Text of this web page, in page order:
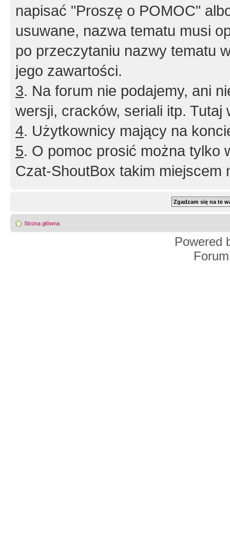
napisać "Proszę o POMOC"
usuwane, nazwa tematu musi
po przeczytaniu nazwy tematu
jego zawartości.
3. Na forum nie podajemy, ani
wersji, cracków, seriali itp. Tutaj
4. Użytkownicy mający na
5. O pomoc prosić można tylko
Czat-ShoutBox takim miejscem
Strona główna
Powered